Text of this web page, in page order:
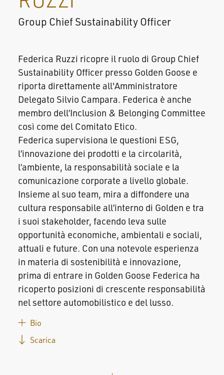
Group Chief Sustainability Officer
Federica Ruzzi ricopre il ruolo di Group Chief
Sustainability Officer presso Golden Goose e
riporta direttamente all'Amministratore
Delegato Silvio Campara. Federica è anche
membro dell’Inclusion & Belonging Committee
così come del Comitato Etico.
Federica supervisiona le questioni ESG,
l’innovazione dei prodotti e la circolarità,
l’ambiente, la responsabilità sociale e la
comunicazione corporate a livello globale.
Insieme al suo team, mira a diffondere una
cultura responsabile all’interno di Golden e tra
i suoi stakeholder, facendo leva sulle
opportunità economiche, ambientali e sociali,
attuali e future. Con una notevole esperienza
in materia di sostenibilità e innovazione,
prima di entrare in Golden Goose Federica ha
ricoperto posizioni di crescente responsabilità
nel settore automobilistico e del lusso.
Bio
Scarica